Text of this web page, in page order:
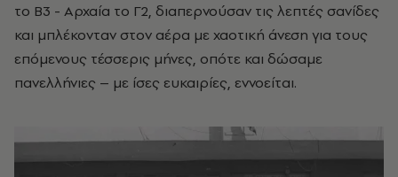
το Β3 - Αρχαία το Γ2, διαπερνούσαν τις λεπτές σανίδες
και μπλέκονταν στον αέρα με χαοτική άνεση για τους
επόμενους τέσσερις μήνες, οπότε και δώσαμε
πανελλήνιες – με ίσες ευκαιρίες, εννοείται.